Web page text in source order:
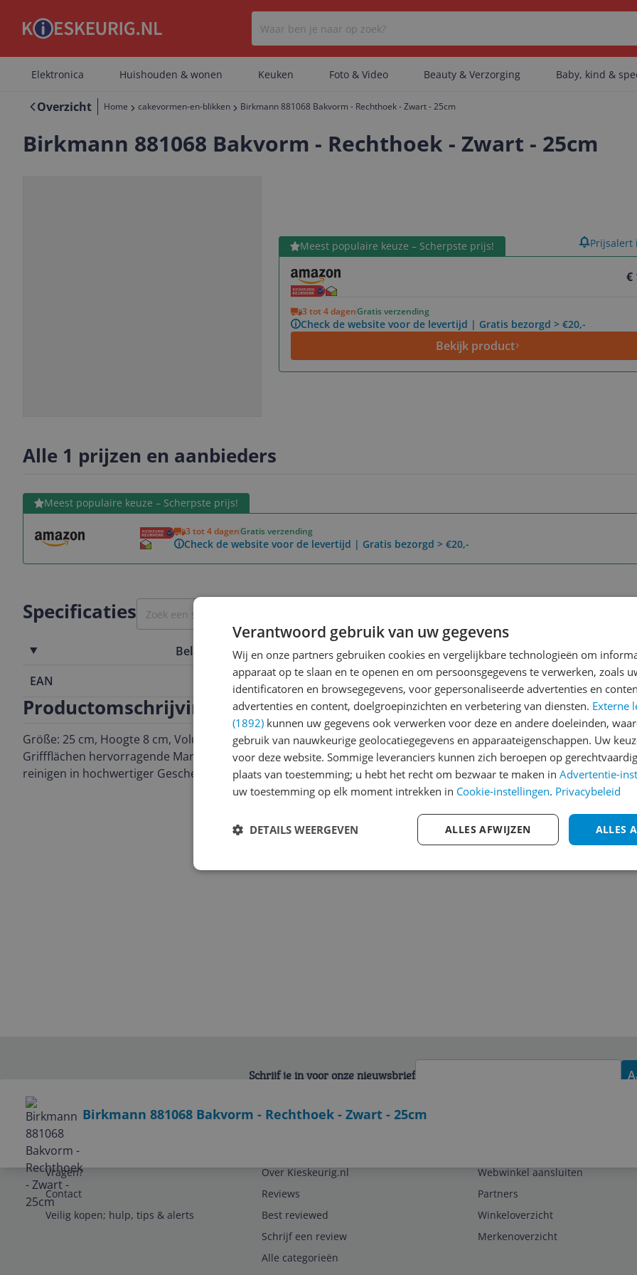
Er zijn geen categorieën gevonden.
Er zijn geen artikelen gevonden.
Elektronica Huishouden & wonen Keuken Foto & Video Beauty & Verzorging Baby, kind &
Overzicht Home cakevormen-en-blikken Birkmann 881068 Bakvorm - Rechthoek - Zwart - 25cm
Birkmann 881068 Bakvorm - Rechthoek - Zwart - 25cm
Meest populaire keuze – Scherpste prijs!
€
3 tot 4 dagenGratis verzending
Check de website voor de levertijd | Gratis bezorgd > €20,-
Bekijk product
Bekijk product Prijsalert
Alle 1 prijzen en aanbieders
Meest populaire keuze – Scherpste prijs!
3 tot 4 dagenGratis verzending
Check de website voor de levertijd | Gratis bezorgd > €20,-
Bekijk product
Specificaties
Belangrijkste kenmerken
EAN
4026883881068
Productomschrijving
Größe: 25 cm, Hoogte 8 cm, Volume ca. 1500 ml mit hohem Rand und seitlichen
Griffflächen hervorragende Marken-Antihaftbeschichtung von Whitford leicht zu
reinigen in hochwertiger Geschenkverpackung, mit Rezep
Er zijn nog geen
Heb jij dit product in bezit
met het schrijven van je
een review gemiddeld
andere bezoekers een
€250,-! Klik hier voor de
Cijfer
Welk cijfer geef jij dit
3
1
Birkmann 881068 Bakvorm - Rechthoek - Zwart - 25cm
Schrijf je in voor onze nieuwsbrief
Service
Vragen?
Contact
Veilig kopen; hulp, tips & alerts
Over Kieskeurig.nl
Reviews
Best reviewed
Schrijf een review
Alle categorieën
Webwinkel aansluiten
Partners
Winkeloverzicht
Merkenoverzicht
Verantwoord gebruik van uw gegevens
Wij en onze partners gebruiken cookies en vergelijkbare technologieën om
apparaat op te slaan en te openen en om persoonsgegevens te verwerken, zoals
identificatoren en browsegegevens, voor gepersonaliseerde advertenties en
advertenties en content, doelgroepinzichten en verbetering van diensten. Externe
(1892) kunnen uw gegevens ook verwerken voor deze en andere doeleinden,
gebruik van nauwkeurige geolocatiegegevens en apparaateigenschappen. Uw
voor deze website. Sommige leveranciers kunnen zich beroepen op
plaats van toestemming; u hebt het recht om bezwaar te maken in Advertentie-
uw toestemming op elk moment intrekken in Cookie-instellingen. Privacybeleid
ALLES
ALLES AFWIJZEN
DETAILS WEERGEVEN